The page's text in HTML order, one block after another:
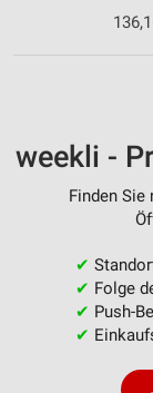
weekli -
Finden
✔
✔ Folge
✔ Push-
✔